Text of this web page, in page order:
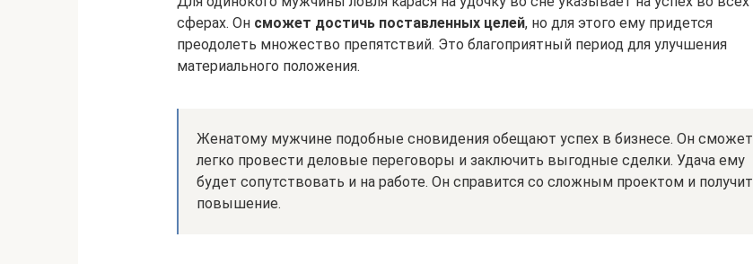
сферах. Он сможет достичь поставленных целей, но для этого ему придется
преодолеть множество препятствий. Это благоприятный период для улучшения
материального положения.
Женатому мужчине подобные сновидения обещают успех в бизнесе. Он сможет
легко провести деловые переговоры и заключить выгодные сделки. Удача ему
будет сопутствовать и на работе. Он справится со сложным проектом и получит
повышение.